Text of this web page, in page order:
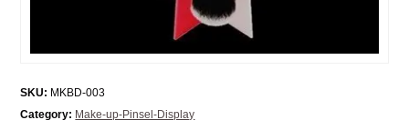
SKU: MKBD-003
Category: Make-up-Pinsel-Display